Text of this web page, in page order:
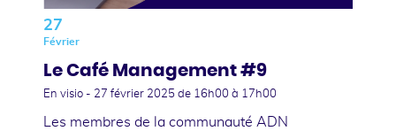
27
Février
Le Café Management #9
En visio - 27 février 2025 de 16h00 à 17h00
Les membres de la communauté ADN